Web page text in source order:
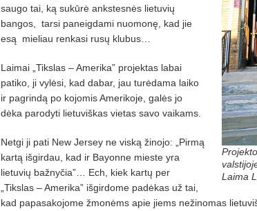
Laima
saugo tai, ką sukūrė ankstesnės lietuvių
bangos,
tarsi paneigdami nuomonę, kad jie
esą
mieliau renkasi rusų klubus…
Laimai „Tikslas – Amerika” projektas labai
patiko, ji vylėsi, kad dabar, jau turėdama laiko
ir pagrindą po kojomis Amerikoje, galės jo
dėka parodyti lietuviškas vietas savo vaikams.
Netgi ji pati New Jersey ne viską žinojo: „Pirmą
kartą išgirdau, kad ir Bayonne mieste yra
lietuvių bažnyčia”… Ech, kiek kartų per
„Tikslas – Amerika” išgirdome padėkas už tai,
kad papasakojome žmonėms apie jiems nežinomas